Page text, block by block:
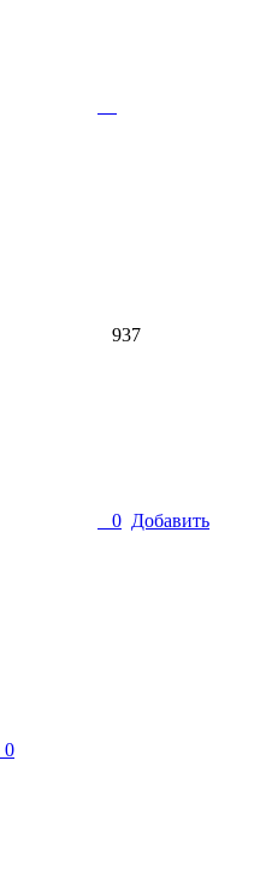
937
0 Добавить
0